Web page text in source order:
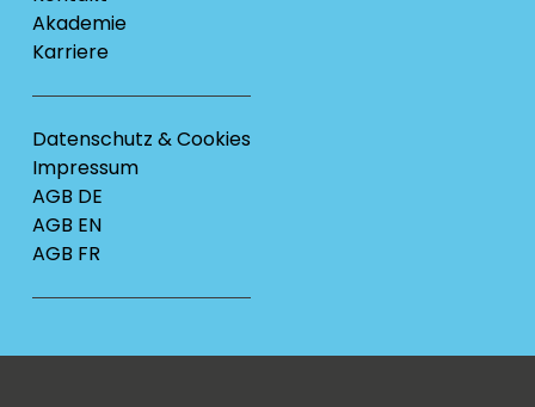
Akademie
Karriere
Datenschutz & Cookies
Impressum
AGB DE
AGB EN
AGB FR